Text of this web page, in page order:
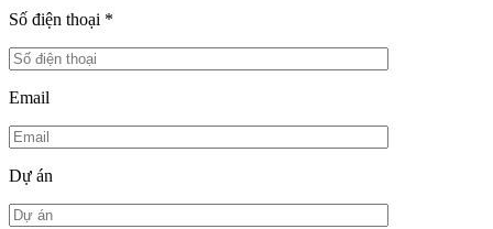
Số điện thoại *
Email
Dự án